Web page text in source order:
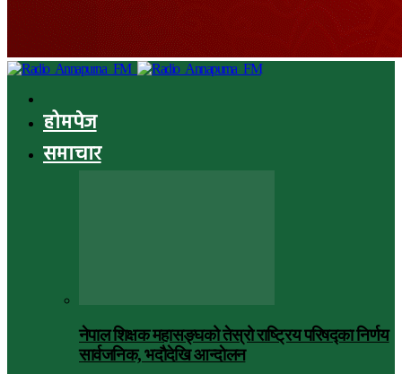
होमपेज
समाचार
नेपाल शिक्षक महासङ्घको तेस्रो राष्ट्रिय परिषद्का निर्णय
सार्वजनिक, भदाैदेखि आन्दाेलन